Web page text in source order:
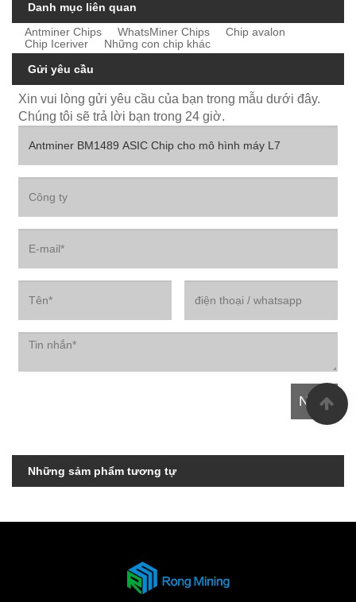
Danh mục liên quan
Antminer Chips
WhatsMiner Chips
Chip avalon
Chip Iceriver
Những con chip khác
Gửi yêu cầu
Xin vui lòng gửi yêu cầu của bạn trong mẫu dưới đây.
Chúng tôi sẽ trả lời bạn trong 24 giờ.
Những sảm phẩm tương tự